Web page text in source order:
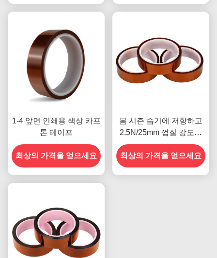
1-4 앞면 인쇄용 색상 카프
톤 테이프
최상의 가격을 얻으세요
봄 시즌 습기에 저항하고
2.5N/25mm 껍질 강도를
갖춘 이전 모델
최상의 가격을 얻으세요